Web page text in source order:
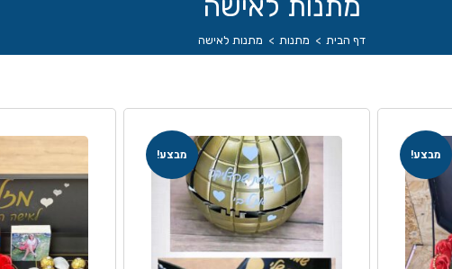
דף הבית > מתנות > מתנות לאישה
מבצע! מבצע!